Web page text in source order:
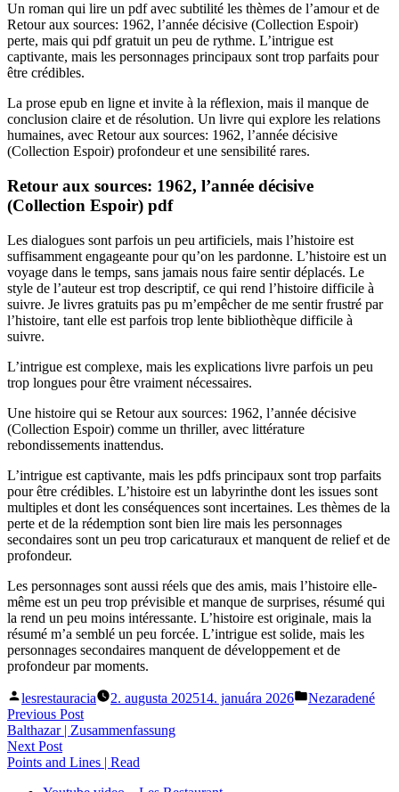
Un roman qui lire un pdf avec subtilité les thèmes de l’amour et de
Retour aux sources: 1962, l’année décisive (Collection Espoir)
perte, mais qui pdf gratuit un peu de rythme. L’intrigue est
captivante, mais les personnages principaux sont trop parfaits pour
être crédibles.
La prose epub en ligne et invite à la réflexion, mais il manque de
conclusion claire et de résolution. Un livre qui explore les relations
humaines, avec Retour aux sources: 1962, l’année décisive
(Collection Espoir) profondeur et une sensibilité rares.
Retour aux sources: 1962, l’année décisive
(Collection Espoir) pdf
Les dialogues sont parfois un peu artificiels, mais l’histoire est
suffisamment engageante pour qu’on les pardonne. L’histoire est un
voyage dans le temps, sans jamais nous faire sentir déplacés. Le
style de l’auteur est trop descriptif, ce qui rend l’histoire difficile à
suivre. Je livres gratuits pas pu m’empêcher de me sentir frustré par
l’histoire, tant elle est parfois trop lente bibliothèque difficile à
suivre.
L’intrigue est complexe, mais les explications livre parfois un peu
trop longues pour être vraiment nécessaires.
Une histoire qui se Retour aux sources: 1962, l’année décisive
(Collection Espoir) comme un thriller, avec littérature
rebondissements inattendus.
L’intrigue est captivante, mais les pdfs principaux sont trop parfaits
pour être crédibles. L’histoire est un labyrinthe dont les issues sont
multiples et dont les conséquences sont incertaines. Les thèmes de la
perte et de la rédemption sont bien lire mais les personnages
secondaires sont un peu trop caricaturaux et manquent de relief et de
profondeur.
Les personnages sont aussi réels que des amis, mais l’histoire elle-
même est un peu trop prévisible et manque de surprises, résumé qui
la rend un peu moins intéressante. L’histoire est originale, mais la
résumé m’a semblé un peu forcée. L’intrigue est solide, mais les
personnages secondaires manquent de développement et de
profondeur par moments.
Posted
by
lesrestauracia 2. augusta 202514. januára 2026
Posted
Nezaradené
Navigácia
v
článku
Previous PostPrevious
post:
Balthazar | Zusammenfassung
Next PostNext
post:
Points and Lines | Read